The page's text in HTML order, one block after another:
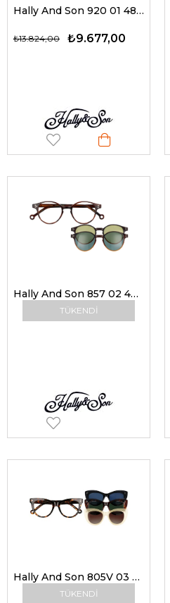
Hally And Son 920 01 48-20 G Unisex Güneş Gözlükleri
₺9.677,00
₺13.824,00
TÜKENDI
Hally And Son 857 02 48-19 Unisex Güneş Gözlükleri
TÜKENDI
Hally And Son 805V 03 50-18 Klipsli